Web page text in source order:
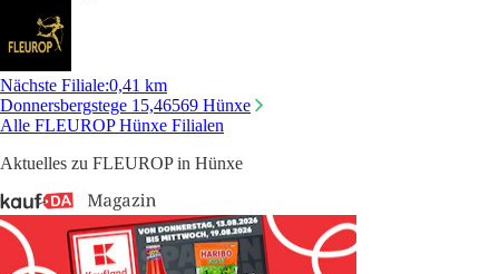
Nächste Filiale:0,41 km
Donnersbergstege 15,46569 Hünxe
Alle FLEUROP Hünxe Filialen
Aktuelles zu FLEUROP in Hünxe